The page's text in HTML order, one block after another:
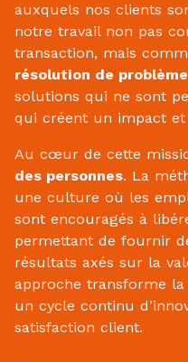
auxquels nos clients
notre travail non pas
transaction, mais
résolution de
solutions qui ne sont
qui créent un impact
Au cœur de cette
des personnes. La
une culture où les
sont encouragés à
permettant de fournir
résultats axés sur la
approche transforme
un cycle continu
satisfaction client.